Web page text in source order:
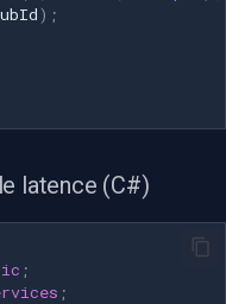
);
latence (C#)
;
;